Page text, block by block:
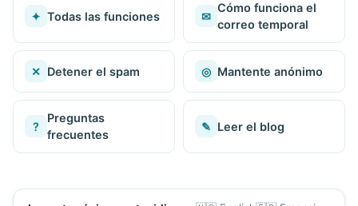
✦ Todas las funciones ✉
Cómo funciona el
correo temporal
✕ Detener el spam ◎ Mantente anónimo
?
Preguntas
frecuentes
✎ Leer el blog